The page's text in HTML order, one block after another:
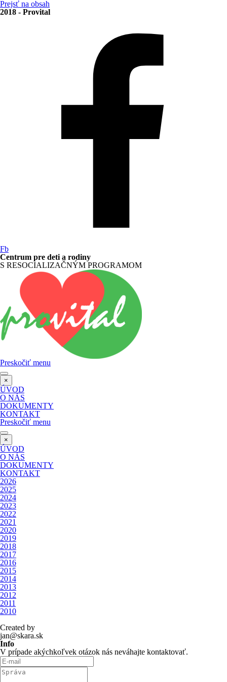
Prejsť na obsah
2018 - Provital
Fb
Centrum pre deti a rodiny
S RESOCIALIZAČNÝM PROGRAMOM
Preskočiť menu
×
ÚVOD
O NÁS
DOKUMENTY
KONTAKT
Preskočiť menu
×
ÚVOD
O NÁS
DOKUMENTY
KONTAKT
2026
2025
2024
2023
2022
2021
2020
2019
2018
2017
2016
2015
2014
2013
2012
2011
2010
Created by
jan@skara.sk
Info
V prípade akýchkoľvek otázok nás neváhajte kontaktovať.